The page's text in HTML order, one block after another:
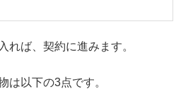
れば、契約に進みます。
は以下の3点です。